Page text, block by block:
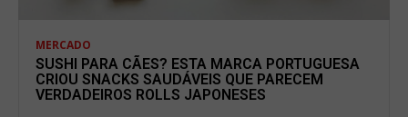
MERCADO
SUSHI PARA CÃES? ESTA MARCA PORTUGUESA
CRIOU SNACKS SAUDÁVEIS QUE PARECEM
VERDADEIROS ROLLS JAPONESES